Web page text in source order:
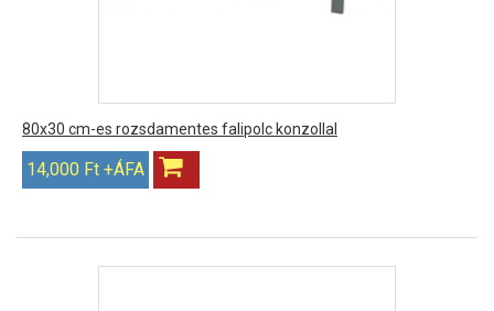
80x30 cm-es rozsdamentes falipolc konzollal
14,000 Ft +ÁFA